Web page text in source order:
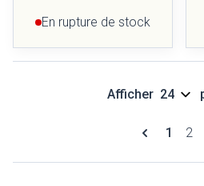
En rupture de stock
Vous
1 2
Afficher